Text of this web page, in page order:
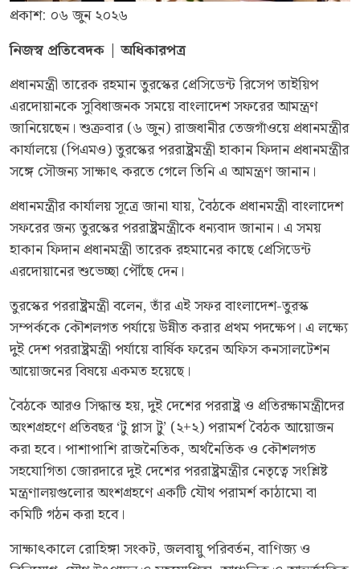
প্রকাশ: ০৬ জুন ২০২৬
নিজস্ব প্রতিবেদক | অধিকারপত্র
প্রধানমন্ত্রী তারেক রহমান তুরস্কের প্রেসিডেন্ট রিসেপ তাইয়িপ
এরদোয়ানকে সুবিধাজনক সময়ে বাংলাদেশ সফরের আমন্ত্রণ
জানিয়েছেন। শুক্রবার (৬ জুন) রাজধানীর তেজগাঁওয়ে প্রধানমন্ত্রীর
কার্যালয়ে (পিএমও) তুরস্কের পররাষ্ট্রমন্ত্রী হাকান ফিদান প্রধানমন্ত্রীর
সঙ্গে সৌজন্য সাক্ষাৎ করতে গেলে তিনি এ আমন্ত্রণ জানান।
প্রধানমন্ত্রীর কার্যালয় সূত্রে জানা যায়, বৈঠকে প্রধানমন্ত্রী বাংলাদেশ
সফরের জন্য তুরস্কের পররাষ্ট্রমন্ত্রীকে ধন্যবাদ জানান। এ সময়
হাকান ফিদান প্রধানমন্ত্রী তারেক রহমানের কাছে প্রেসিডেন্ট
এরদোয়ানের শুভেচ্ছা পৌঁছে দেন।
তুরস্কের পররাষ্ট্রমন্ত্রী বলেন, তাঁর এই সফর বাংলাদেশ-তুরস্ক
সম্পর্ককে কৌশলগত পর্যায়ে উন্নীত করার প্রথম পদক্ষেপ। এ লক্ষ্যে
দুই দেশ পররাষ্ট্রমন্ত্রী পর্যায়ে বার্ষিক ফরেন অফিস কনসালটেশন
আয়োজনের বিষয়ে একমত হয়েছে।
বৈঠকে আরও সিদ্ধান্ত হয়, দুই দেশের পররাষ্ট্র ও প্রতিরক্ষামন্ত্রীদের
অংশগ্রহণে প্রতিবছর ‘টু প্লাস টু’ (২+২) পরামর্শ বৈঠক আয়োজন
করা হবে। পাশাপাশি রাজনৈতিক, অর্থনৈতিক ও কৌশলগত
সহযোগিতা জোরদারে দুই দেশের পররাষ্ট্রমন্ত্রীর নেতৃত্বে সংশ্লিষ্ট
মন্ত্রণালয়গুলোর অংশগ্রহণে একটি যৌথ পরামর্শ কাঠামো বা
কমিটি গঠন করা হবে।
সাক্ষাৎকালে রোহিঙ্গা সংকট, জলবায়ু পরিবর্তন, বাণিজ্য ও